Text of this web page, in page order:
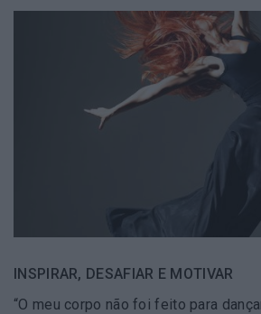
INSPIRAR, DESAFIAR E MOTIVAR
“O meu corpo não foi feito para